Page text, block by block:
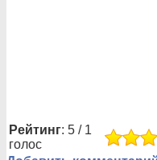
Рейтинг: 5 / 1
голос